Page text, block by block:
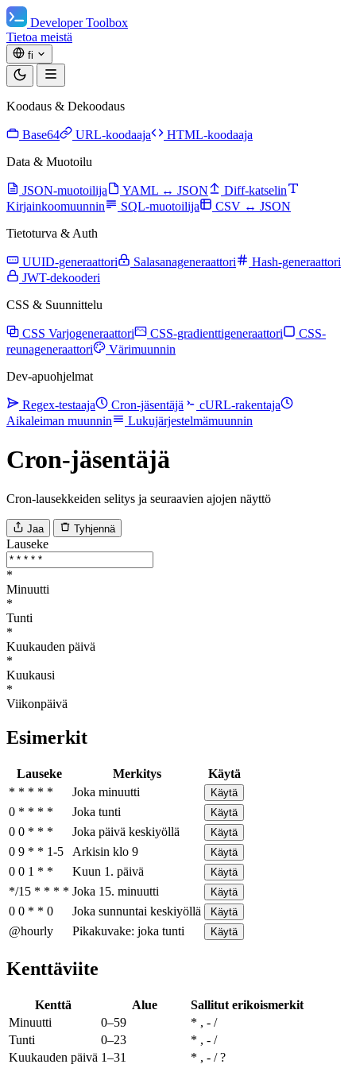
Developer Toolbox
Tietoa meistä
fi
Koodaus & Dekoodaus
Base64 URL-koodaaja
HTML-koodaaja
Data & Muotoilu
JSON-muotoilija YAML ↔ JSON
Diff-katselin
Kirjainkoomuunnin
SQL-muotoilija
CSV ↔ JSON
Tietoturva & Auth
UUID-generaattori Salasanageneraattori
Hash-generaattori
JWT-dekooderi
CSS & Suunnittelu
CSS Varjogeneraattori CSS-gradienttigeneraattori
CSS-
reunageneraattori
Värimuunnin
Dev-apuohjelmat
Regex-testaaja Cron-jäsentäjä
cURL-rakentaja
Aikaleiman muunnin
Lukujärjestelmämuunnin
Cron-jäsentäjä
Cron-lausekkeiden selitys ja seuraavien ajojen näyttö
Jaa Tyhjennä
Lauseke
*
Minuutti
*
Tunti
*
Kuukauden päivä
*
Kuukausi
*
Viikonpäivä
Esimerkit
Lauseke Merkitys
Käytä
* * * * *
Joka minuutti Käytä
0 * * * * Joka tunti Käytä
0 0 * * * Joka päivä keskiyöllä Käytä
0 9 * * 1-5 Arkisin klo 9 Käytä
0 0 1 * * Kuun 1. päivä Käytä
*/15 * * * * Joka 15. minuutti Käytä
0 0 * * 0 Joka sunnuntai keskiyöllä Käytä
@hourly Pikakuvake: joka tunti Käytä
Kenttäviite
Kenttä Alue
Sallitut erikoismerkit
Minuutti
0–59
* , - /
Tunti
0–23
* , - /
Kuukauden päivä 1–31
* , - / ?